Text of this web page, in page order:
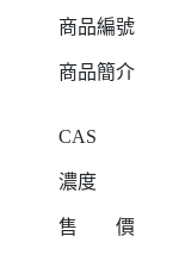
商品編號
商品簡介
CAS
濃度
售 價